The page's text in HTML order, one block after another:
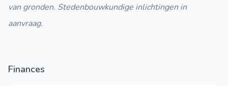
van gronden. Stedenbouwkundige inlichtingen in
aanvraag.
Finances